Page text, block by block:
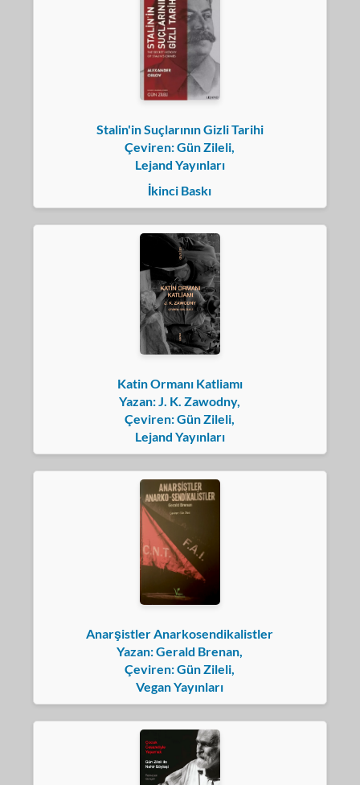
Stalin'in Suçlarının Gizli Tarihi
Çeviren: Gün Zileli,
Lejand Yayınları
İkinci Baskı
Katin Ormanı Katliamı
Yazan: J. K. Zawodny,
Çeviren: Gün Zileli,
Lejand Yayınları
Anarşistler Anarkosendikalistler
Yazan: Gerald Brenan,
Çeviren: Gün Zileli,
Vegan Yayınları